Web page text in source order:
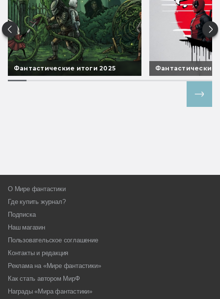
Фантастические итоги 2025 Фантастические
О Мире фантастики
Где купить журнал?
Подписка
Наш магазин
Пользовательское соглашение
Контакты и редакция
Реклама на «Мире фантастики»
Как стать автором МирФ
Награды «Мира фантастики»